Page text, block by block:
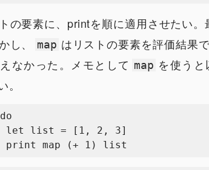
の要素に、printを順に適用させたい。
し、
map はリストの要素を評価結果
なかった。メモとして map を使う
。